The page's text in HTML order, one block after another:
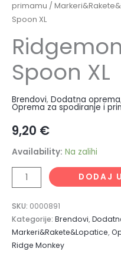
primamu /
Spoon XL
Spoon XL
Brendovi, Dodatna oprema,
Oprema za spodiranje i
9,20 €
Availability: Na zalihi
DODAJ
SKU: 0000891
Kategorije: Brendovi,
Markeri&Rakete&Lopatice,
Ridge Monkey